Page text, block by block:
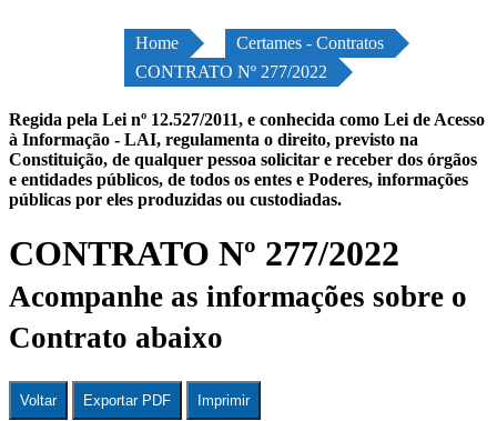
Home
Certames - Contratos
CONTRATO Nº 277/2022
Regida pela Lei nº 12.527/2011, e conhecida como Lei de Acesso
à Informação - LAI, regulamenta o direito, previsto na
Constituição, de qualquer pessoa solicitar e receber dos órgãos
e entidades públicos, de todos os entes e Poderes, informações
públicas por eles produzidas ou custodiadas.
CONTRATO Nº 277/2022
Acompanhe as informações sobre o
Contrato abaixo
Voltar Exportar PDF Imprimir